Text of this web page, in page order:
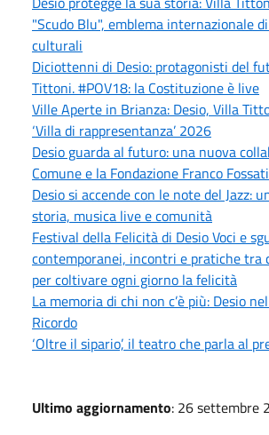
"Scudo Blu", emblema internazionale
culturali
Diciottenni di Desio: protagonisti del
Tittoni. #POV18: la Costituzione è live
Ville Aperte in Brianza: Desio, Villa
‘Villa di rappresentanza’ 2026
Desio guarda al futuro: una nuova
Comune e la Fondazione Franco Fossati
Desio si accende con le note del Jazz:
storia, musica live e comunità
Festival della Felicità di Desio Voci e
contemporanei, incontri e pratiche tra
per coltivare ogni giorno la felicità
La memoria di chi non c’è più: Desio
Ricordo
‘Oltre il sipario’, il teatro che parla al
Ultimo aggiornamento: 26 settembre